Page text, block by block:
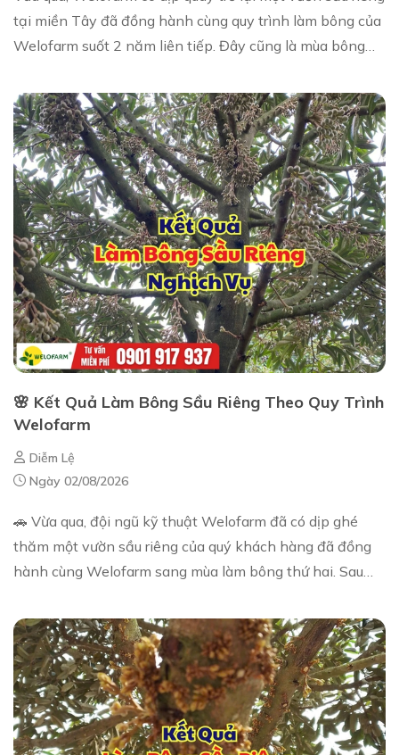
tại miền Tây đã đồng hành cùng quy trình làm bông của
Welofarm suốt 2 năm liên tiếp. Đây cũng là mùa bông
🌸 Kết Quả Làm Bông Sầu Riêng Theo Quy Trình
Welofarm
Diễm Lệ
Ngày 02/08/2026
🚗 Vừa qua, đội ngũ kỹ thuật Welofarm đã có dịp ghé
thăm một vườn sầu riêng của quý khách hàng đã đồng
hành cùng Welofarm sang mùa làm bông thứ hai. Sau